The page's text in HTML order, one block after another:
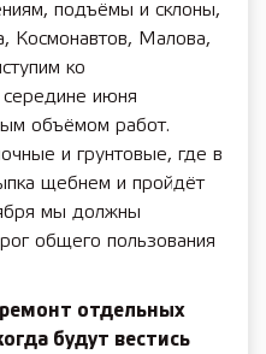
подъёмы и склоны,
Космонавтов, Малова,
ко
июня
объёмом работ.
и грунтовые, где в
щебнем и пройдёт
мы должны
общего пользования
отдельных
будут вестись